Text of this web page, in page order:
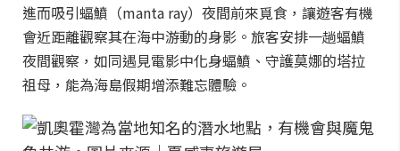
進而吸引蝠鱝（manta ray）夜間前來覓食，讓遊客有機
會近距離觀察其在海中游動的身影。旅客安排一趟蝠鱝
夜間觀察，如同遇見電影中化身蝠鱝、守護莫娜的塔拉
祖母，能為海島假期增添難忘體驗。